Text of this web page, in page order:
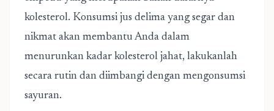
kolesterol. Konsumsi jus delima yang segar dan
nikmat akan membantu Anda dalam
menurunkan kadar kolesterol jahat, lakukanlah
secara rutin dan diimbangi dengan mengonsumsi
sayuran.